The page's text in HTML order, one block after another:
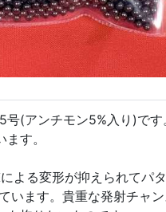
(アンチモン5%入り)です
す。
る変形が抑えられてパ
ます。貴重な発射チャ